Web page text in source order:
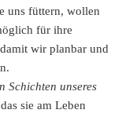
uns füttern, wollen
für ihre
wir planbar und
Schichten unseres
das sie am Leben